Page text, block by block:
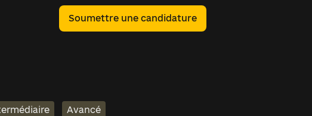
Soumettre une candidature
Avancé